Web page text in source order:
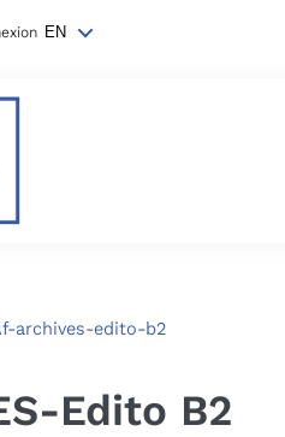
EN
archives-edito-b2
Edito B2